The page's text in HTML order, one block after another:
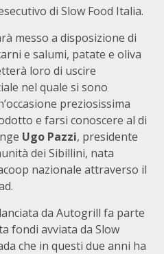
di Slow Food Italia.
messo a disposizione di
e salumi, patate e oliva
loro di uscire
nel quale si sono
preziosissima
e farsi conoscere al di
Ugo Pazzi, presidente
dei Sibillini, nata
nazionale attraverso il
da Autogrill fa parte
fondi avviata da Slow
che in questi due anni ha